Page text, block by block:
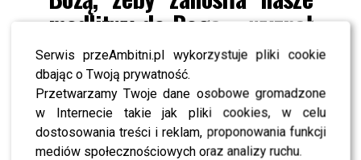
Serwis przeAmbitni.pl wykorzystuje pliki cookie
dbając o Twoją prywatność.
Przetwarzamy Twoje dane osobowe gromadzone
w Internecie takie jak pliki cookies, w celu
dostosowania treści i reklam, proponowania funkcji
mediów społecznościowych oraz analizy ruchu.
modlitwy do Boga – wyznał
muzyk, podkreślając, że
religia stała się
nieodłączną częścią jego
codzienności.